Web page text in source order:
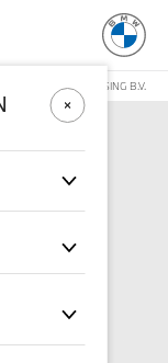
SPORTMERCHANDISING B.V.